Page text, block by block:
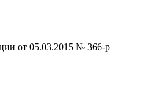
от 05.03.2015 № 366-р